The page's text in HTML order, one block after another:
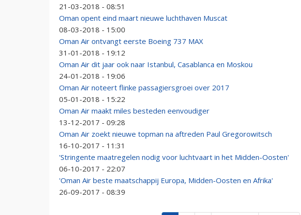
21-03-2018 - 08:51
Oman opent eind maart nieuwe luchthaven Muscat
08-03-2018 - 15:00
Oman Air ontvangt eerste Boeing 737 MAX
31-01-2018 - 19:12
Oman Air dit jaar ook naar Istanbul, Casablanca en Moskou
24-01-2018 - 19:06
Oman Air noteert flinke passagiersgroei over 2017
05-01-2018 - 15:22
Oman Air maakt miles besteden eenvoudiger
13-12-2017 - 09:28
Oman Air zoekt nieuwe topman na aftreden Paul Gregorowitsch
16-10-2017 - 11:31
'Stringente maatregelen nodig voor luchtvaart in het Midden-Oosten'
06-10-2017 - 22:07
'Oman Air beste maatschappij Europa, Midden-Oosten en Afrika'
26-09-2017 - 08:39